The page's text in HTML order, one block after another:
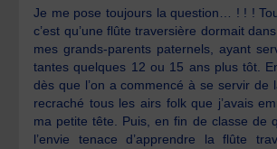
Je me pose toujours la question… ! ! !
c’est qu’une flûte traversière dormait
mes grands-parents paternels, ayant
tantes quelques 12 ou 15 ans plus tôt.
dès que l’on a commencé à se servir de
recraché tous les airs folk que j’avais
ma petite tête. Puis, en fin de classe de
l’envie tenace d’apprendre la flûte